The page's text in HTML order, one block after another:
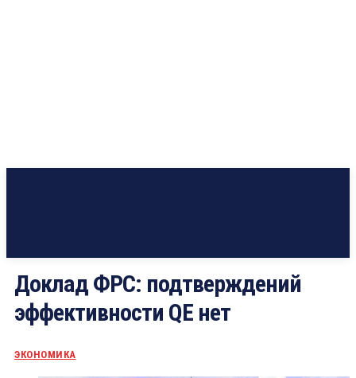
Доклад ФРС: подтверждений
эффективности QE нет
ЭКОНОМИКА